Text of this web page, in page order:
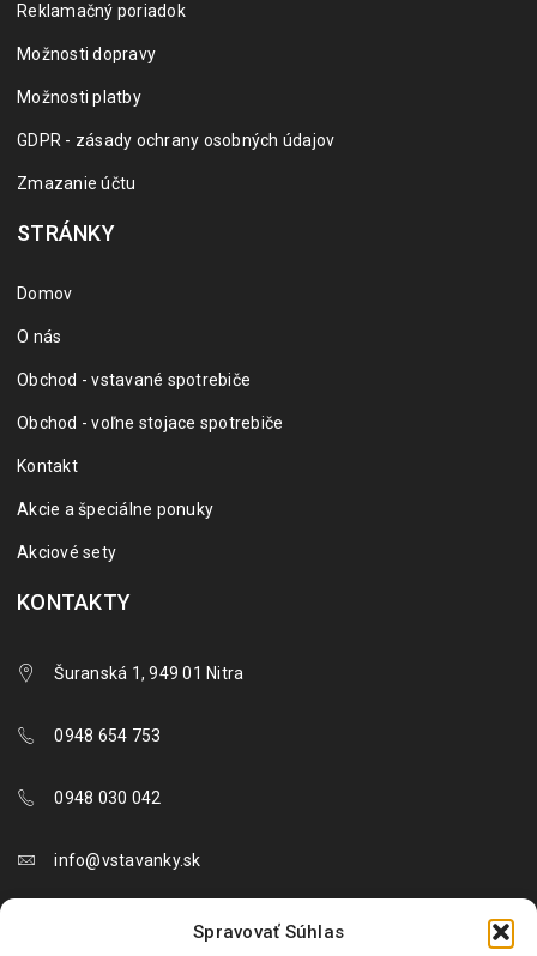
Spravovať Súhlas
Reklamačný poriadok
Možnosti dopravy
Možnosti platby
GDPR - zásady ochrany osobných údajov
Zmazanie účtu
STRÁNKY
Domov
O nás
Obchod - vstavané spotrebiče
Obchod - voľne stojace spotrebiče
Kontakt
Akcie a špeciálne ponuky
Akciové sety
KONTAKTY
Šuranská 1, 949 01 Nitra
0948 654 753
0948 030 042
info@vstavanky.sk
objednavky@vstavanky.sk